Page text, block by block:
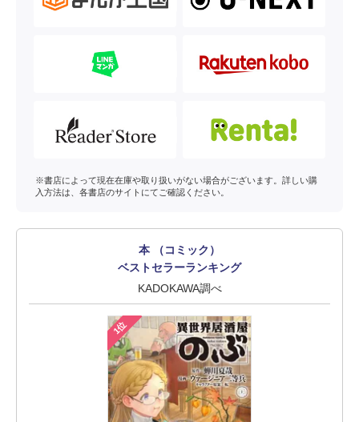
※書店によって現在在庫や取り扱いがない場合がございます。詳しい購
入方法は、各書店のサイトにてご確認ください。
本 （コミック）
ベストセラーランキング
KADOKAWA調べ
1位